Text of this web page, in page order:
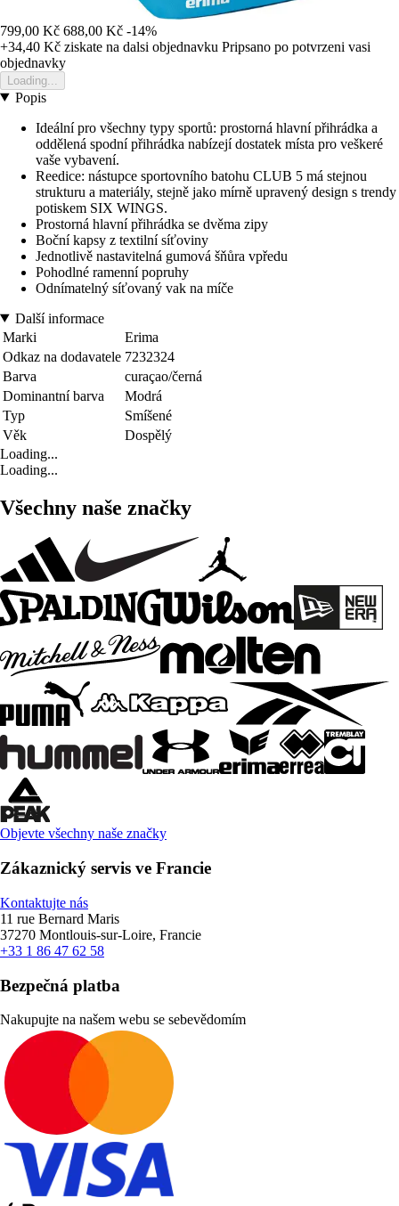
799,00 Kč 688,00 Kč -14%
+34,40 Kč ziskate na dalsi objednavku Pripsano po potvrzeni vasi
objednavky
Loading...
Popis
Ideální pro všechny typy sportů: prostorná hlavní přihrádka a
oddělená spodní přihrádka nabízejí dostatek místa pro veškeré
vaše vybavení.
Reedice: nástupce sportovního batohu CLUB 5 má stejnou
strukturu a materiály, stejně jako mírně upravený design s trendy
potiskem SIX WINGS.
Prostorná hlavní přihrádka se dvěma zipy
Boční kapsy z textilní síťoviny
Jednotlivě nastavitelná gumová šňůra vpředu
Pohodlné ramenní popruhy
Odnímatelný síťovaný vak na míče
Další informace
Marki
Erima
Odkaz na dodavatele 7232324
Barva
curaçao/černá
Dominantní barva
Modrá
Typ
Smíšené
Věk
Dospělý
Loading...
Loading...
Všechny naše značky
Objevte všechny naše značky
Zákaznický servis ve Francie
Kontaktujte nás
11 rue Bernard Maris
37270 Montlouis-sur-Loire, Francie
+33 1 86 47 62 58
Bezpečná platba
Nakupujte na našem webu se sebevědomím